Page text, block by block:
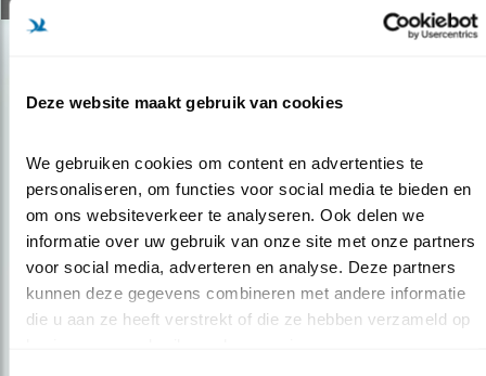
Deze website maakt gebruik van cookies
We gebruiken cookies om content en advertenties te
personaliseren, om functies voor social media te bieden en
om ons websiteverkeer te analyseren. Ook delen we
informatie over uw gebruik van onze site met onze partners
voor social media, adverteren en analyse. Deze partners
kunnen deze gegevens combineren met andere informatie
die u aan ze heeft verstrekt of die ze hebben verzameld op
Op de hoogte blijven?
Meld je aan en ontvang nieuws, inspiratie, acties en tips
over vogels en activiteiten van Vogelbescherming.